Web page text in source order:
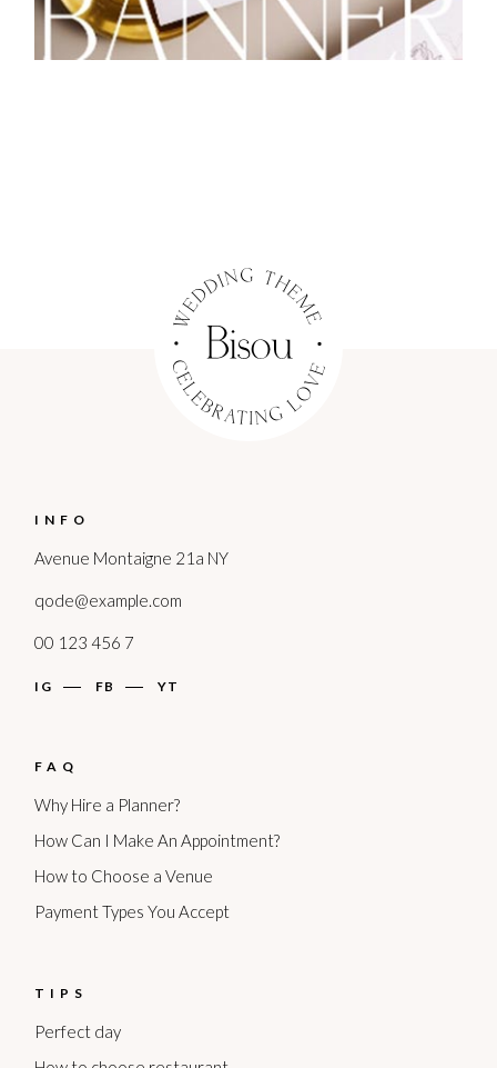
INFO
Avenue Montaigne 21a NY
qode@example.com
00 123 456 7
IG FB YT
FAQ
Why Hire a Planner?
How Can I Make An Appointment?
How to Choose a Venue
Payment Types You Accept
TIPS
Perfect day